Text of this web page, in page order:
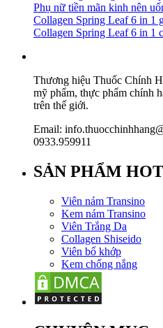
Phụ nữ tiền mãn kinh nên
Collagen Spring Leaf 6 in 1
Collagen Spring Leaf 6 in 1
Thương hiệu Thuốc Chính
mỹ phẩm, thực phẩm chính
trên thế giới.
Email:
0933.959911
SẢN PHẨM HOT
Viên nám Transino
Kem nám Transino
Viên Trắng Da
Collagen Shiseido
Viên bổ khớp
Kem chống nắng